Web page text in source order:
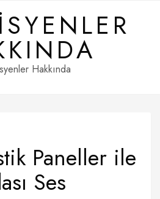
Hakkında
Paneller ile
Ses